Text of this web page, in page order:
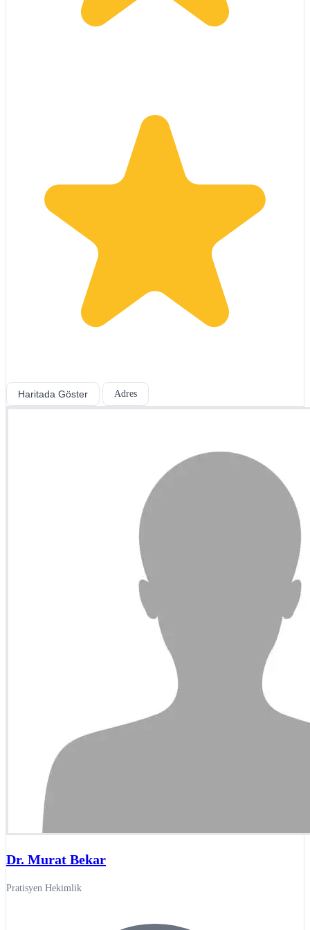
Haritada Göster Adres
Dr. Murat Bekar
Pratisyen Hekimlik